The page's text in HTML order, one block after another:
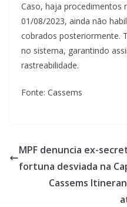
Caso, haja procedimentos
01/08/2023, ainda não
cobrados posteriormente.
no sistema, garantindo
rastreabilidade.
Fonte: Cassems
MPF denuncia ex-
fortuna desviada na
Cassems